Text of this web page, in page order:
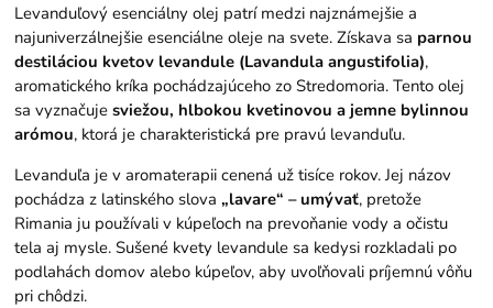
Levanduľový esenciálny olej patrí medzi najznámejšie a
najuniverzálnejšie esenciálne oleje na svete. Získava sa parnou
destiláciou kvetov levandule (Lavandula angustifolia),
aromatického kríka pochádzajúceho zo Stredomoria. Tento olej
sa vyznačujesviežou, hlbokou kvetinovou a jemne bylinnou
arómou, ktorá je charakteristická pre pravú levanduľu.
Levanduľa je v aromaterapii cenená už tisíce rokov. Jej názov
pochádza z latinského slova„lavare“ – umývať, pretože
Rimania ju používali v kúpeľoch na prevoňanie vody a očistu
tela aj mysle. Sušené kvety levandule sa kedysi rozkladali po
podlahách domov alebo kúpeľov, aby uvoľňovali príjemnú vôňu
pri chôdzi.